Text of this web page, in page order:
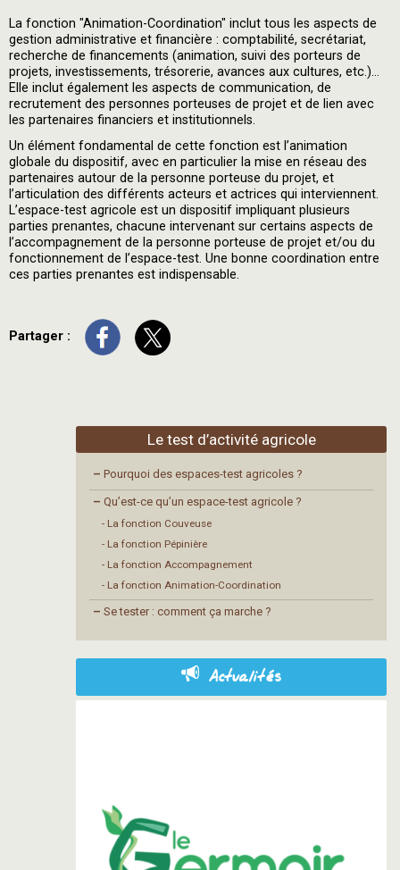
La fonction "Animation-Coordination" inclut tous les aspects de
gestion administrative et financière : comptabilité, secrétariat,
recherche de financements (animation, suivi des porteurs de
projets, investissements, trésorerie, avances aux cultures, etc.)…
Elle inclut également les aspects de communication, de
recrutement des personnes porteuses de projet et de lien avec
les partenaires financiers et institutionnels.
Un élément fondamental de cette fonction est l’animation
globale du dispositif, avec en particulier la mise en réseau des
partenaires autour de la personne porteuse du projet, et
l’articulation des différents acteurs et actrices qui interviennent.
L’espace-test agricole est un dispositif impliquant plusieurs
parties prenantes, chacune intervenant sur certains aspects de
l’accompagnement de la personne porteuse de projet et/ou du
fonctionnement de l’espace-test. Une bonne coordination entre
ces parties prenantes est indispensable.
Partager :
Le test d’activité agricole
– Pourquoi des espaces-test agricoles ?
– Qu’est-ce qu’un espace-test agricole ?
- La fonction Couveuse
- La fonction Pépinière
- La fonction Accompagnement
- La fonction Animation-Coordination
– Se tester : comment ça marche ?
Actualités